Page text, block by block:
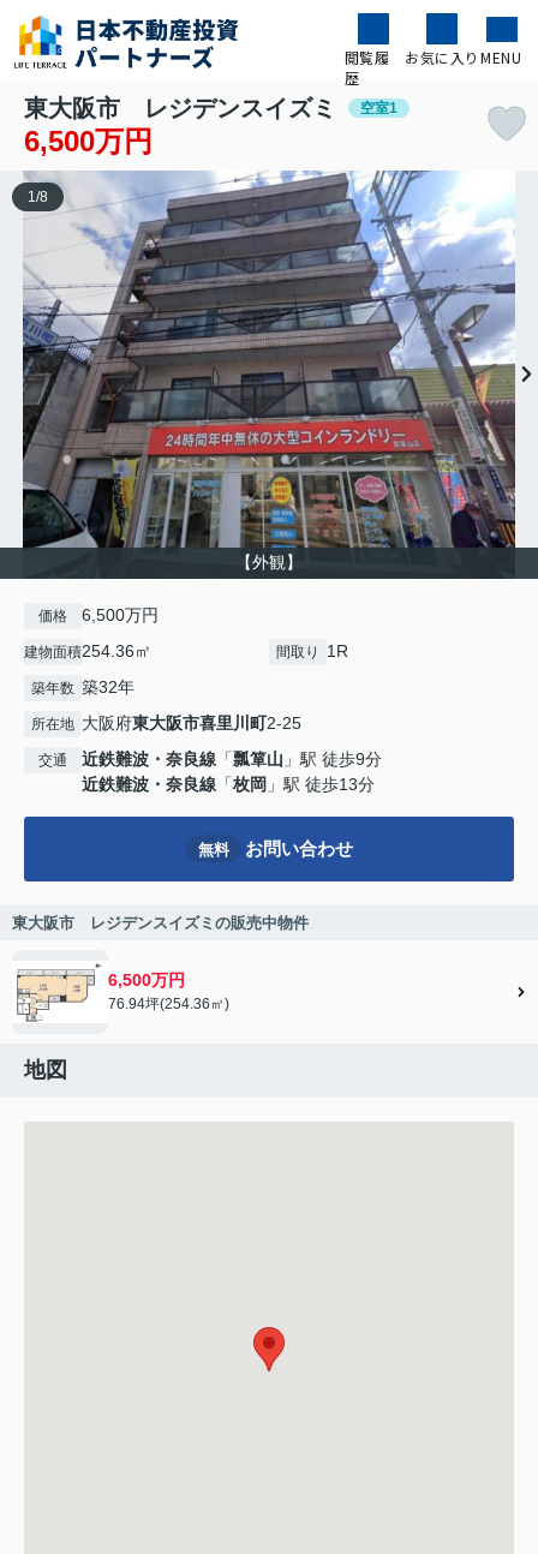
閲覧履
歴
お気に入り MENU
東大阪市 レジデンスイズミ 空室1
6,500万円
【外観】
1 /8
価格 6,500万円
建物面積254.36㎡ 間取り 1R
築年数 築32年
所在地 大阪府東大阪市喜里川町2-25
交通 近鉄難波・奈良線 「瓢箪山 」駅 徒歩9分
近鉄難波・奈良線 「枚岡 」駅 徒歩13分
無料 お問い合わせ
東大阪市 レジデンスイズミの販売中物件
6,500万円
76.94坪(254.36㎡)
地図